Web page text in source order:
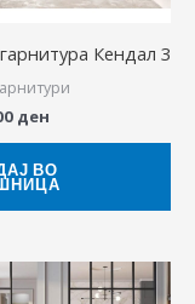
Кендал 3
ден
ВО